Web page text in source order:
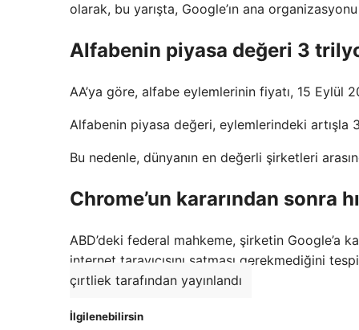
olarak, bu yarışta, Google’ın ana
Alfabenin piyasa değeri 3
AA’ya göre, alfabe eylemlerinin fiyatı, 15 Eylül
Alfabenin piyasa değeri, eylemlerindeki artışla
Bu nedenle, dünyanın en değerli şirketleri
Chrome’un kararından sonra
ABD’deki federal mahkeme, şirketin Google’a
internet tarayıcısını satması gerekmediğini
çırtliek tarafından yayınlandı
İlgilenebilirsin